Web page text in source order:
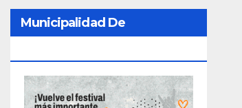
Municipalidad De